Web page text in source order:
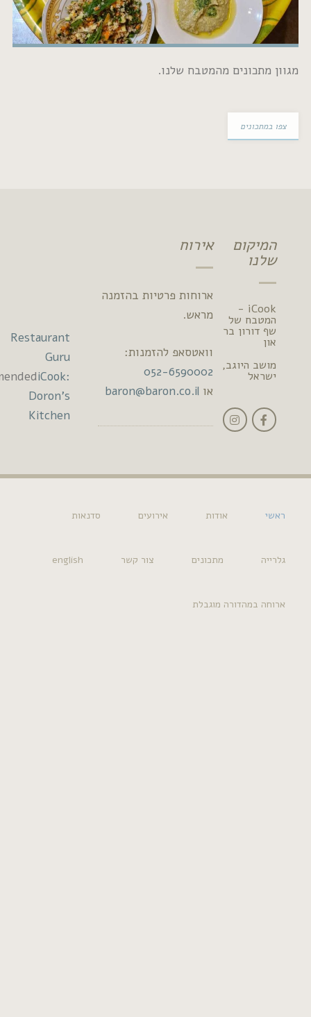
מהמטבח שלנו.
אירוח
ארוחות פרטיות בהזמנה
מראש.
וואטסאפ להזמנות:
052-6590002
baron@baron.co.il
Guru
2022Recommended
Doron's
אודות אירועים סדנאות
מתכונים צור קשר english
מוגבלת